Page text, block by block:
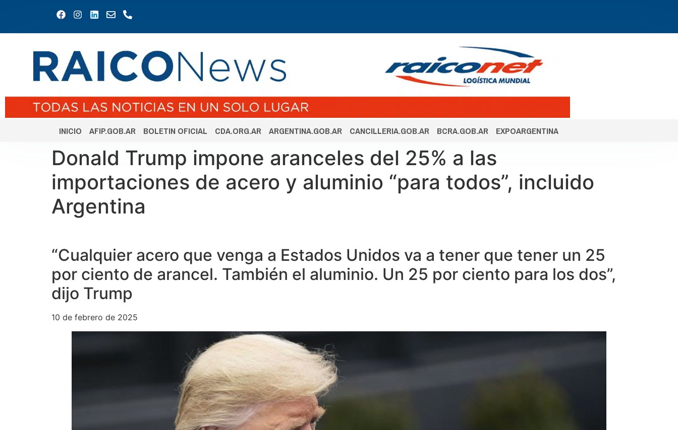
INICIO AFIP.GOB.AR BOLETIN OFICIAL CDA.ORG.AR ARGENTINA.GOB.AR CANCILLERIA.GOB.AR BCRA.GOB.AR EXPOARGENTINA
Donald Trump impone aranceles del 25% a las
importaciones de acero y aluminio “para todos”, incluido
Argentina
“Cualquier acero que venga a Estados Unidos va a tener que tener un 25
por ciento de arancel. También el aluminio. Un 25 por ciento para los dos”,
dijo Trump
10 de febrero de 2025